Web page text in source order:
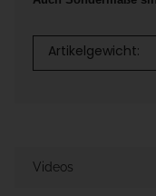
Artikelgewicht:
Videos